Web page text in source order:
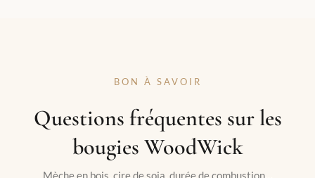
BON À SAVOIR
Questions fréquentes sur les
bougies WoodWick
Mèche en bois, cire de soja, durée de combustion…